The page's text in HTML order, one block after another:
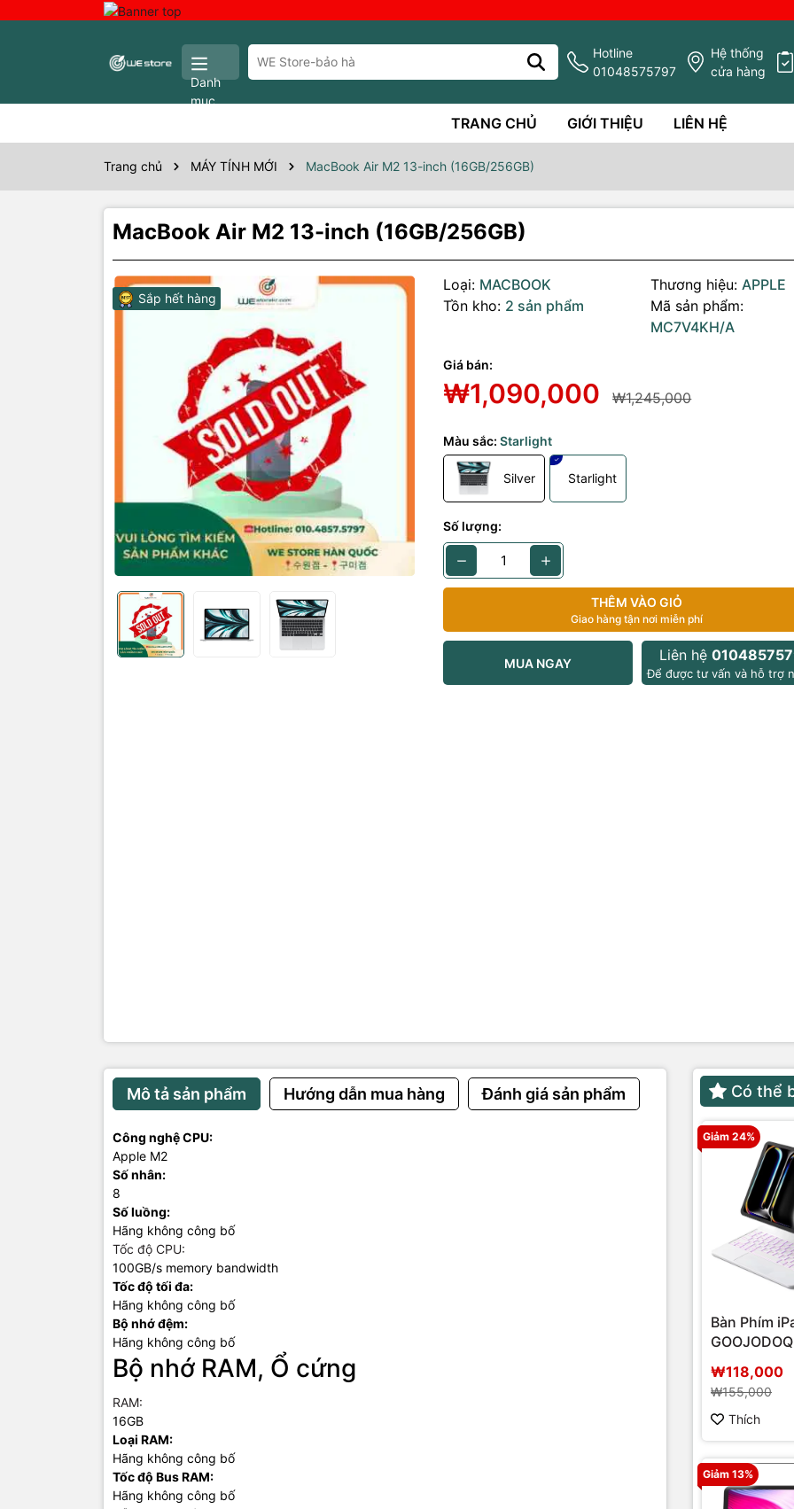
Danh
mục
Hotline
01048575797
Hệ thống
cửa hàng
TRANG CHỦ GIỚI THIỆU LIÊN HỆ
Trang chủ MÁY TÍNH MỚI MacBook Air M2 13-inch (16GB/256GB)
MacBook Air M2 13-inch (16GB/256GB)
Sắp hết hàng
Loại: MACBOOK Thương hiệu: APPLE
Tồn kho: 2 sản phẩm
Mã sản phẩm:
MC7V4KH/A
Giá bán:
₩1,090,000 ₩1,245,000
Màu sắc:Starlight
Silver Starlight
Số lượng:
THÊM VÀO GIỎ
Giao hàng tận nơi miễn phí
MUA NGAY Liên hệ
Để được tư vấn và hỗ trợ
Mô tả sản phẩm Hướng dẫn mua hàng Đánh giá sản phẩm
Công nghệ CPU:
Apple M2
Số nhân:
8
Số luồng:
Hãng không công bố
Tốc độ CPU:
100GB/s memory bandwidth
Tốc độ tối đa:
Hãng không công bố
Bộ nhớ đệm:
Hãng không công bố
Bộ nhớ RAM, Ổ cứng
RAM:
16GB
Loại RAM:
Hãng không công bố
Tốc độ Bus RAM:
Hãng không công bố
Có thể
Giảm 24%
Bàn Phím
₩118,000
₩155,000
Thích
Giảm 13%
Thông số kỹ thuật
Công nghệ CPU:
Apple M2
Số nhân:
8
Số luồng:
Hãng không công bố
Tốc độ CPU:
100GB/s memory bandwidth
Tốc độ tối đa:
Hãng không công bố
Bộ nhớ RAM, Ổ cứng